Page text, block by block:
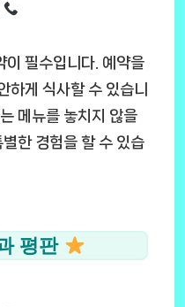
이 필수입니다. 예약을
하게 식사할 수 있습니
메뉴를 놓치지 않을
한 경험을 할 수 있습
평판